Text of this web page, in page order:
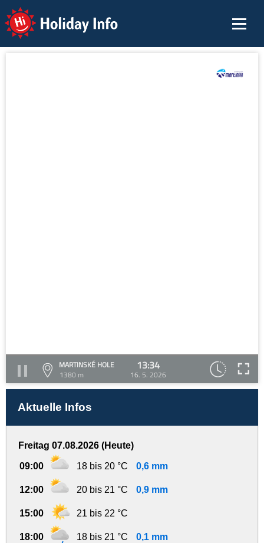
Holiday Info
MARTINSKÉ HOLE
1380 m
13:34
16. 5. 2026
Aktuelle Infos
Freitag 07.08.2026 (Heute)
09:00 18 bis 20 °C 0,6 mm
12:00 20 bis 21 °C 0,9 mm
15:00 21 bis 22 °C
18:00 18 bis 21 °C 0,1 mm